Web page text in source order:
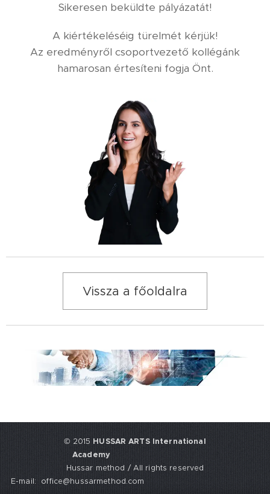
Sikeresen beküldte pályázatát!
A kiértékeléséig türelmét kérjük!
Az eredményről csoportvezető kollégánk
hamarosan értesíteni fogja Önt.
Vissza a főoldalra
© 2015 HUSSAR ARTS International
Academy
Hussar method / All rights reserved
E-mail: office@hussarmethod.com